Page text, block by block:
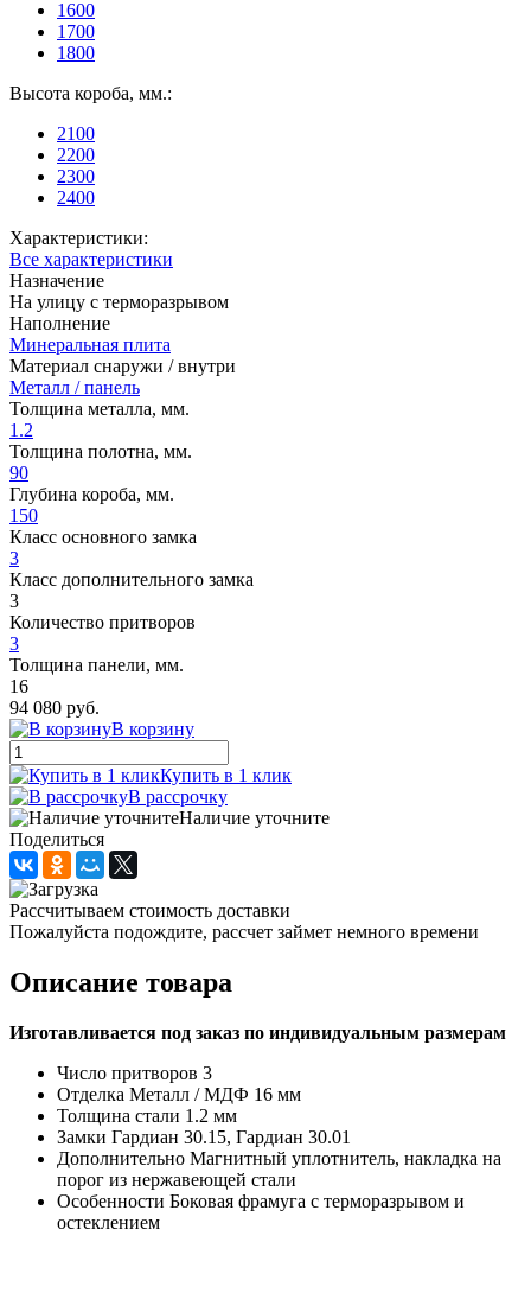
1600
1700
1800
Высота короба, мм.:
2100
2200
2300
2400
Характеристики:
Все характеристики
Назначение
На улицу с терморазрывом
Наполнение
Минеральная плита
Материал снаружи / внутри
Металл / панель
Толщина металла, мм.
1.2
Толщина полотна, мм.
90
Глубина короба, мм.
150
Класс основного замка
3
Класс дополнительного замка
3
Количество притворов
3
Толщина панели, мм.
16
94 080 руб.
В корзину
Купить в 1 клик
В рассрочку
Наличие уточните
Поделиться
Рассчитываем стоимость доставки
Пожалуйста подождите, рассчет займет немного времени
Описание товара
Изготавливается под заказ по индивидуальным размерам
Число притворов 3
Отделка Металл / МДФ 16 мм
Толщина стали 1.2 мм
Замки Гардиан 30.15, Гардиан 30.01
Дополнительно Магнитный уплотнитель, накладка на
порог из нержавеющей стали
Особенности Боковая фрамуга с терморазрывом и
остеклением